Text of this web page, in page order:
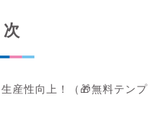
次
産性向上！（🎁無料テンプ